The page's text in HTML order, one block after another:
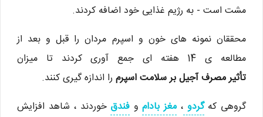
مشت است - به رژیم غذایی خود اضافه کردند.
محققان نمونه های خون و اسپرم مردان را قبل و بعد از
مطالعه ی 14 هفته ای جمع آوری کردند تا میزان
تأثیر مصرف آجیل بر سلامت اسپرم را اندازه گیری کنند.
گروهی کهگردو ،مغز بادامو فندق خوردند ، شاهد افزایش